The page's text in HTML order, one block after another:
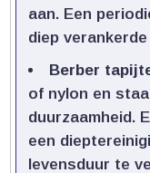
aan.​ Een
diep
Berber
of nylon en
duurzaamheid.​
een
levensduur te